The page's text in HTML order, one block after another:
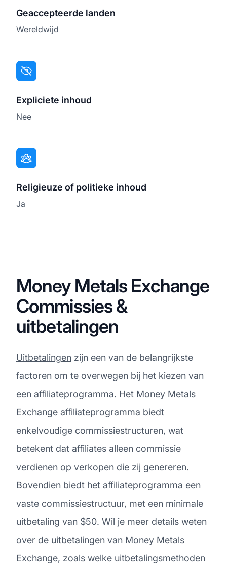
Geaccepteerde landen
Wereldwijd
Expliciete inhoud
Nee
Religieuze of politieke inhoud
Ja
Money Metals Exchange
Commissies &
uitbetalingen
Uitbetalingen zijn een van de belangrijkste
factoren om te overwegen bij het kiezen van
een affiliateprogramma. Het Money Metals
Exchange affiliateprogramma biedt
enkelvoudige commissiestructuren, wat
betekent dat affiliates alleen commissie
verdienen op verkopen die zij genereren.
Bovendien biedt het affiliateprogramma een
vaste commissiestructuur, met een minimale
uitbetaling van $50. Wil je meer details weten
over de uitbetalingen van Money Metals
Exchange, zoals welke uitbetalingsmethoden